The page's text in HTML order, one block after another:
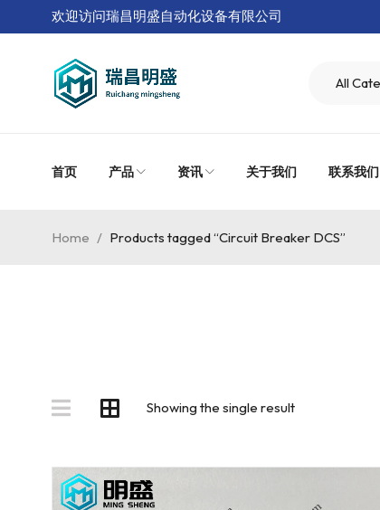
欢迎访问瑞昌明盛自动化设备有限公司
首页 产品 资讯 关于我们 联系我们
Home / Products tagged “Circuit Breaker DCS”
Showing the single result